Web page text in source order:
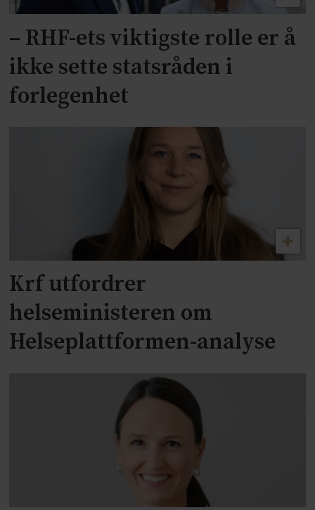
– RHF-ets viktigste rolle er å
ikke sette statsråden i
forlegenhet
Krf utfordrer
helseministeren om
Helseplattformen-analyse